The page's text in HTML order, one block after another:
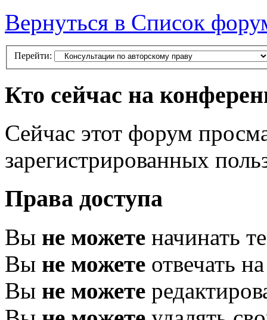
Вернуться в Список
Перейти:
Кто сейчас на
Сейчас этот форум
зарегистрированных
Права доступа
Вы не можете начинать
Вы не можете отвечать
Вы не можете